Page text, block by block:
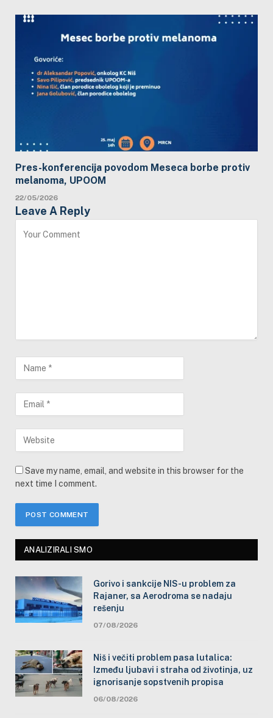
Pres-konferencija povodom Meseca borbe protiv
melanoma, UPOOM
22/05/2026
Leave A Reply
Save my name, email, and website in this browser for the
next time I comment.
ANALIZIRALI SMO
Gorivo i sankcije NIS-u problem za
Rajaner, sa Aerodroma se nadaju
rešenju
07/08/2026
Niš i večiti problem pasa lutalica:
Između ljubavi i straha od životinja, uz
ignorisanje sopstvenih propisa
06/08/2026